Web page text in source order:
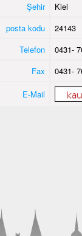
Şehir
Kiel
posta kodu
24143
Telefon
0431-
Fax
0431-
E-Mail